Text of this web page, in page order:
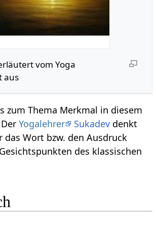
aus
Thema Merkmal‏‎ in diesem
DerYogalehrer Sukadev denkt
das Wort bzw. den Ausdruck
von Gesichtspunkten des klassischen